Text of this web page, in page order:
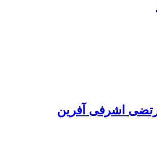
اشرفی آفرین